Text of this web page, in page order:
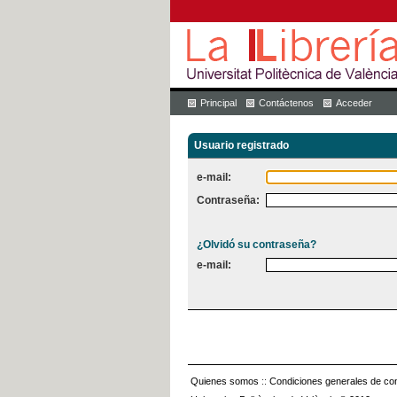
Principal Contáctenos Acceder
Usuario registrado
e-mail:
Contraseña:
¿Olvidó su contraseña?
e-mail:
Quienes somos :: Condiciones generales de